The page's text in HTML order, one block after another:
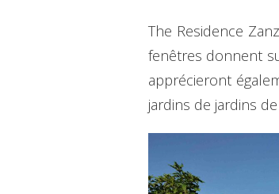
The Residence
fenêtres donnent
apprécieront
jardins de jardins